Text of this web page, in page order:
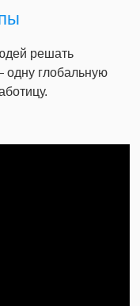
решать
глобальную